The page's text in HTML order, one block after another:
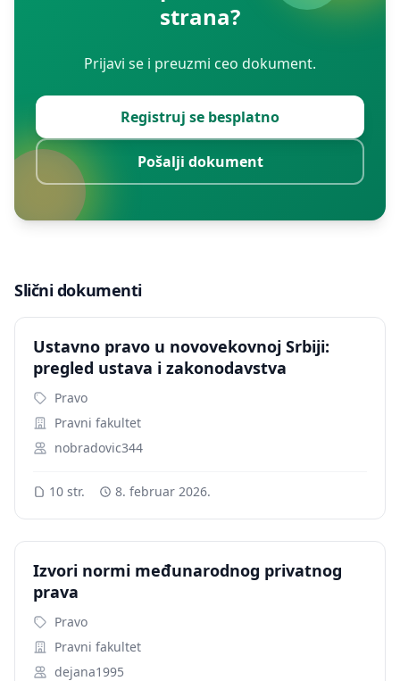
strana?
Prijavi se i preuzmi ceo dokument.
Registruj se besplatno
Pošalji dokument
Slični dokumenti
Ustavno pravo u novovekovnoj Srbiji:
pregled ustava i zakonodavstva
Pravo
Pravni fakultet
nobradovic344
10 str. 8. februar 2026.
Izvori normi međunarodnog privatnog
prava
Pravo
Pravni fakultet
dejana1995